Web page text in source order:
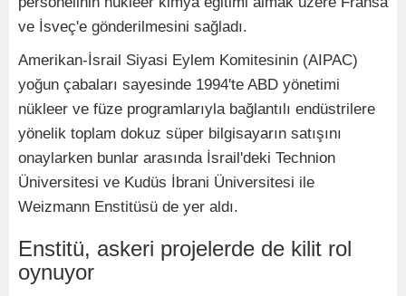
ve İsveç'e gönderilmesini sağladı.
Amerikan-İsrail Siyasi Eylem Komitesinin (AIPAC)
yoğun çabaları sayesinde 1994'te ABD yönetimi
nükleer ve füze programlarıyla bağlantılı endüstrilere
yönelik toplam dokuz süper bilgisayarın satışını
onaylarken bunlar arasında İsrail'deki Technion
Üniversitesi ve Kudüs İbrani Üniversitesi ile
Weizmann Enstitüsü de yer aldı.
Enstitü, askeri projelerde de kilit rol
oynuyor